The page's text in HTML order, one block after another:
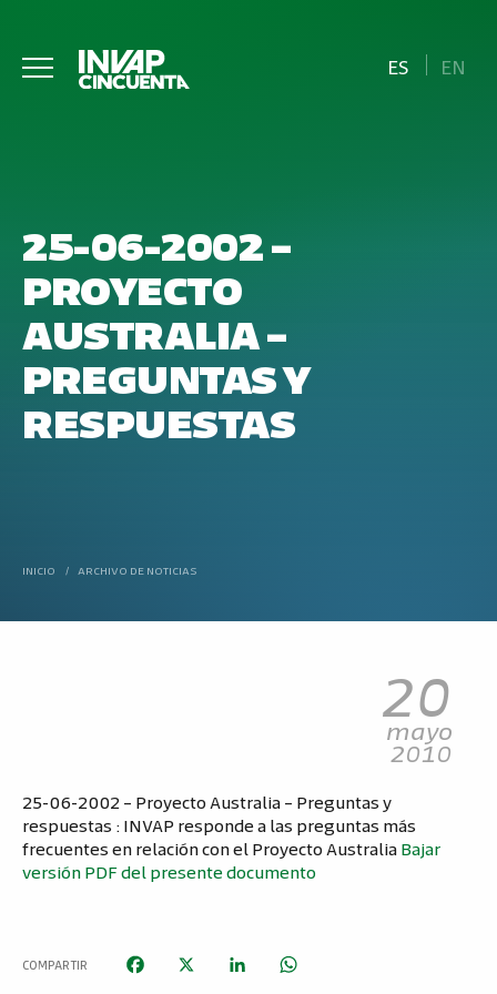
ES EN
25-06-2002 –
PROYECTO
AUSTRALIA –
PREGUNTAS Y
RESPUESTAS
INICIO / ARCHIVO DE NOTICIAS
20
mayo
2010
25-06-2002 – Proyecto Australia – Preguntas y
respuestas : INVAP responde a las preguntas más
frecuentes en relación con el Proyecto AustraliaBajar
versión PDF del presente documento
COMPARTIR FACEBOOKX LINKEDIN